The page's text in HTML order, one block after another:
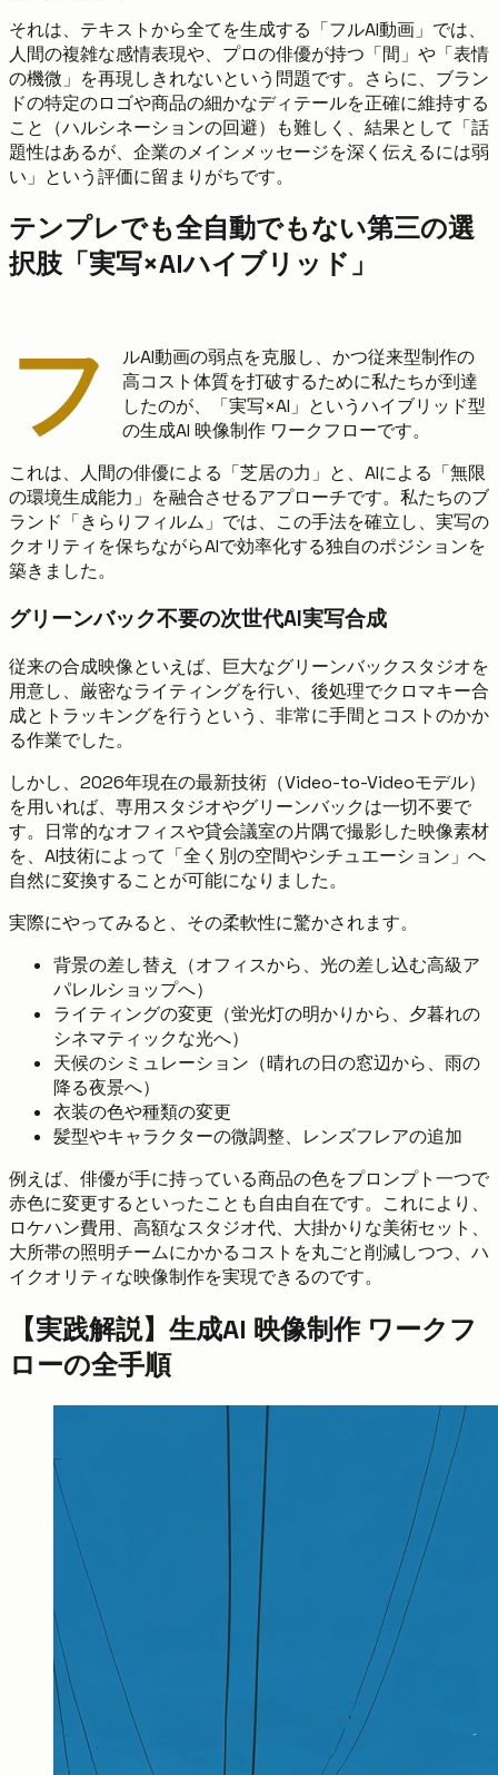
それは、テキストから全てを生成する「フルAI動画」では、
人間の複雑な感情表現や、プロの俳優が持つ「間」や「表情
の機微」を再現しきれないという問題です。さらに、ブラン
ドの特定のロゴや商品の細かなディテールを正確に維持する
こと（ハルシネーションの回避）も難しく、結果として「話
題性はあるが、企業のメインメッセージを深く伝えるには弱
い」という評価に留まりがちです。
テンプレでも全自動でもない第三の選
択肢「実写×AIハイブリッド」
フ
ルAI動画の弱点を克服し、かつ従来型制作の
高コスト体質を打破するために私たちが到達
したのが、「実写×AI」というハイブリッド型
の生成AI 映像制作 ワークフローです。
これは、人間の俳優による「芝居の力」と、AIによる「無限
の環境生成能力」を融合させるアプローチです。私たちのブ
ランド「きらりフィルム」では、この手法を確立し、実写の
クオリティを保ちながらAIで効率化する独自のポジションを
築きました。
グリーンバック不要の次世代AI実写合成
従来の合成映像といえば、巨大なグリーンバックスタジオを
用意し、厳密なライティングを行い、後処理でクロマキー合
成とトラッキングを行うという、非常に手間とコストのかか
る作業でした。
しかし、2026年現在の最新技術（Video-to-Videoモデル）
を用いれば、専用スタジオやグリーンバックは一切不要で
す。日常的なオフィスや貸会議室の片隅で撮影した映像素材
を、AI技術によって「全く別の空間やシチュエーション」へ
自然に変換することが可能になりました。
実際にやってみると、その柔軟性に驚かされます。
背景の差し替え（オフィスから、光の差し込む高級ア
パレルショップへ）
ライティングの変更（蛍光灯の明かりから、夕暮れの
シネマティックな光へ）
天候のシミュレーション（晴れの日の窓辺から、雨の
降る夜景へ）
衣装の色や種類の変更
髪型やキャラクターの微調整、レンズフレアの追加
例えば、俳優が手に持っている商品の色をプロンプト一つで
赤色に変更するといったことも自由自在です。これにより、
ロケハン費用、高額なスタジオ代、大掛かりな美術セット、
大所帯の照明チームにかかるコストを丸ごと削減しつつ、ハ
イクオリティな映像制作を実現できるのです。
【実践解説】生成AI 映像制作 ワークフ
ローの全手順